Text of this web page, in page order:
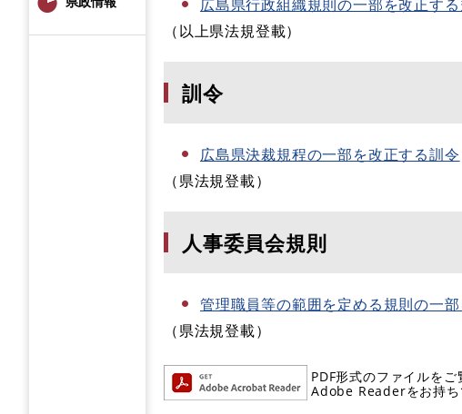
広島県行政組織規則の一部を改正する
（以上県法規登載）
訓令
広島県決裁規程の一部を改正する訓令
（県法規登載）
人事委員会規則
管理職員等の範囲を定める規則の一
（県法規登載）
PDF形式のファイルを
Adobe Readerをお持ち